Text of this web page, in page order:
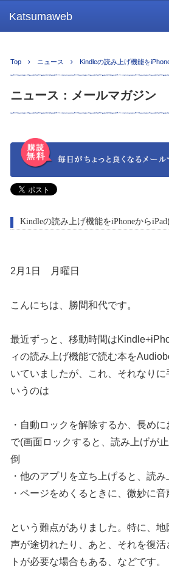
Katsumaweb
Top ニュース Kindleの読み上げ機能を
ニュース：メールマガジン
Kindleの読み上げ機能をiPhoneから
2月1日 月曜日
こんにちは、勝間和代です。
最近ずっと、移動時間は
ィの読み上げ機能で読む本を
いていましたが、これ、それなりに
いうのは
・自動ロックを解除するか、長め
で(画面ロックすると、読み上げが
倒
・他のアプリを立ち上げると、読
・ページをめくるときに、微妙に
という難点がありました。特に、
声が途切れたり、あと、それを復
トが必要な場合もある、などです。